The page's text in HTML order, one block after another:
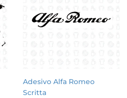
Adesivo Alfa Romeo
Scritta